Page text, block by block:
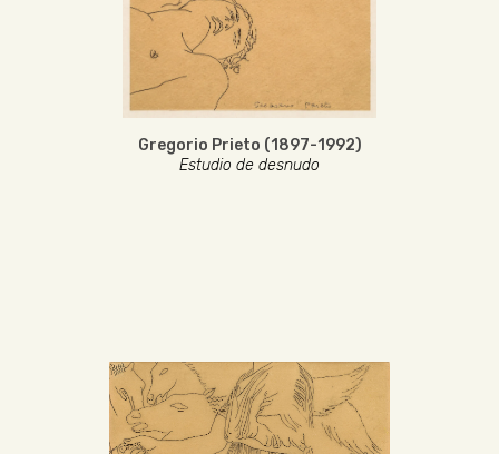
Gregorio Prieto (1897-1992)
Estudio de desnudo